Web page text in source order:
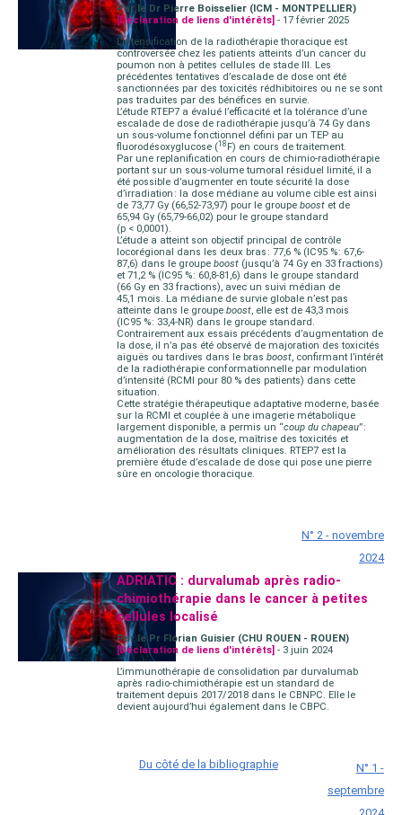
Par le Dr Pierre Boisselier (ICM - MONTPELLIER)
[Déclaration de liens d'intérêts]- 17 février 2025
L’intensification de la radiothérapie thoracique est
controversée chez les patients atteints d’un cancer du
poumon non à petites cellules de stade III. Les
précédentes tentatives d’escalade de dose ont été
sanctionnées par des toxicités rédhibitoires ou ne se sont
pas traduites par des bénéfices en survie.
L’étude RTEP7 a évalué l’efficacité et la tolérance d’une
escalade de dose de radiothérapie jusqu’à 74 Gy dans
un sous-volume fonctionnel défini par un TEP au
fluorodésoxyglucose (18 F) en cours de traitement.
Par une replanification en cours de chimio-radiothérapie
portant sur un sous-volume tumoral résiduel limité, il a
été possible d’augmenter en toute sécurité la dose
d’irradiation : la dose médiane au volume cible est ainsi
de 73,77 Gy (66,52-73,97) pour le groupeboost et de
65,94 Gy (65,79-66,02) pour le groupe standard
(p < 0,0001).
L’étude a atteint son objectif principal de contrôle
locorégional dans les deux bras : 77,6 % (IC95 % : 67,6-
87,6) dans le groupeboost (jusqu’à 74 Gy en 33 fractions)
et 71,2 % (IC95 % : 60,8-81,6) dans le groupe standard
(66 Gy en 33 fractions), avec un suivi médian de
45,1 mois. La médiane de survie globale n’est pas
atteinte dans le groupeboost, elle est de 43,3 mois
(IC95 % : 33,4-NR) dans le groupe standard.
Contrairement aux essais précédents d’augmentation de
la dose, il n’a pas été observé de majoration des toxicités
aiguës ou tardives dans le brasboost, confirmant l’intérêt
de la radiothérapie conformationnelle par modulation
d’intensité (RCMI pour 80 % des patients) dans cette
situation.
Cette stratégie thérapeutique adaptative moderne, basée
sur la RCMI et couplée à une imagerie métabolique
largement disponible, a permis un “coup du chapeau” :
augmentation de la dose, maîtrise des toxicités et
amélioration des résultats cliniques. RTEP7 est la
première étude d’escalade de dose qui pose une pierre
sûre en oncologie thoracique.
N° 2 - novembre
2024
ADRIATIC : durvalumab après radio-
chimiothérapie dans le cancer à petites
cellules localisé
Par le Pr Florian Guisier (CHU ROUEN - ROUEN)
[Déclaration de liens d'intérêts]- 3 juin 2024
L’immunothérapie de consolidation par durvalumab
après radio-chimiothérapie est un standard de
traitement depuis 2017/2018 dans le CBNPC. Elle le
devient aujourd’hui également dans le CBPC.
Du côté de la bibliographie
N° 1 -
septembre